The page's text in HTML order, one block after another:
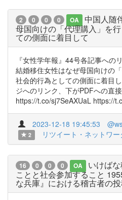
2 0 0 0 OA
中国人随
母国向けの「代理購入」を
ての側面に着目して
『女性学年報』44号各記事への
結婚移住女性はなぜ母国向け
社会的行為としての側面に着目
ジへのリンク、下がPDFへの直
https://t.co/sj7SeAXUaL https://
2023-12-18 19:45:53
2
リツイート・ネットワー
16 0 0 0 OA
いけば
ことと社会参加すること
な兵庫』における稽古者の